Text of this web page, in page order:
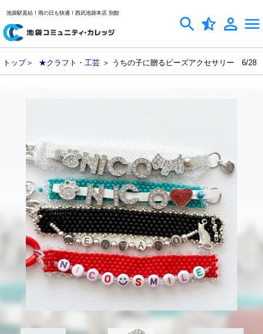
池袋駅直結！雨の日も快適！西武池袋本店 別館
トップ＞ ★クラフト・工芸 ＞ うちの子に贈るビーズアクセサリー 6/28